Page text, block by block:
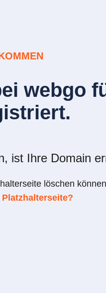
webgo
ist Ihre Domain
löschen